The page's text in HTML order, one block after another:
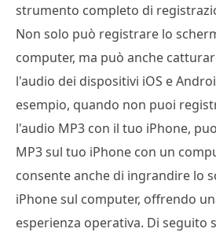
strumento completo di
Non solo può registrare lo
computer, ma può anche
l'audio dei dispositivi iOS e
esempio, quando non puoi
l'audio MP3 con il tuo iPhone,
MP3 sul tuo iPhone con un
consente anche di ingrandire lo
iPhone sul computer, offrendo
esperienza operativa. Di seguito